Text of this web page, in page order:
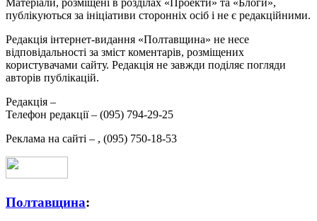
Матеріали, розміщені в розділах «Проекти» та «Блоги»,
публікуються за ініціативи сторонніх осіб і не є редакційними.
Редакція інтернет-видання «Полтавщина» не несе
відповідальності за зміст коментарів, розміщених
користувачами сайту. Редакція не завжди поділяє погляди
авторів публікацій.
Редакція –
Телефон редакції – (095) 794-29-25
Реклама на сайті – , (095) 750-18-53
Полтавщина: